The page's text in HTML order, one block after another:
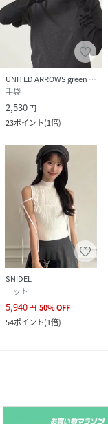
UNITED ARROWS green label relaxing
手袋
2,530円
23ポイント(1倍)
SNIDEL
ニット
5,940円 50%OFF
54ポイント(1倍)